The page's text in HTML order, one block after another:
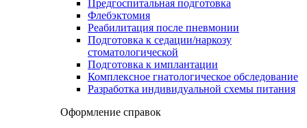
Предгоспитальная подготовка
Флебэктомия
Реабилитация после пневмонии
Подготовка к седации/наркозу
стоматологической
Подготовка к имплантации
Комплексное гнатологическое обследование
Разработка индивидуальной схемы питания
Оформление справок